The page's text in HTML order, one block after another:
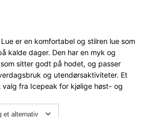
er en komfortabel og stilren lue som
kalde dager. Den har en myk og
sitter godt på hodet, og passer
og utendørsaktiviteter. Et
fra Icepeak for kjølige høst- og